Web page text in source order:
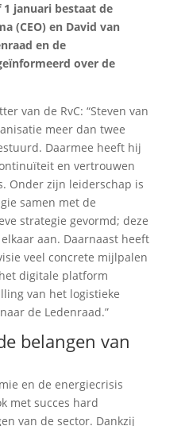
1 januari bestaat de
(CEO) en David van
en de
over de
van de RvC: “Steven van
meer dan twee
Daarmee heeft hij
en vertrouwen
Onder zijn leiderschap is
samen met de
strategie gevormd; deze
aan. Daarnaast heeft
veel concrete mijlpalen
digitale platform
van het logistieke
de Ledenraad.”
belangen van
en de energiecrisis
met succes hard
van de sector. Dankzij